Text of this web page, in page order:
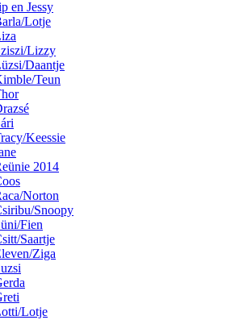
en Jessy
Lotje
Lizzy
Daantje
Teun
Keessie
2014
Norton
Snoopy
Fien
Saartje
Ziga
Lotje